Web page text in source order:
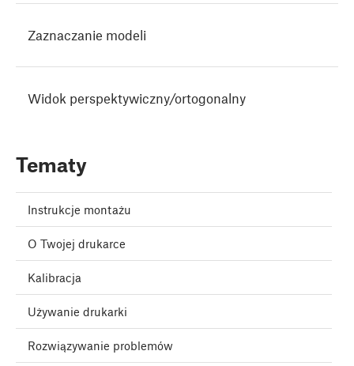
Zaznaczanie modeli
Widok perspektywiczny/ortogonalny
Tematy
Instrukcje montażu
O Twojej drukarce
Kalibracja
Używanie drukarki
Rozwiązywanie problemów